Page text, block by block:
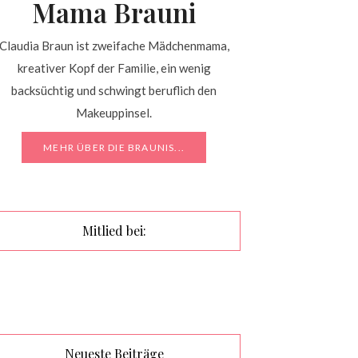
Mama Brauni
Claudia Braun ist zweifache Mädchenmama,
kreativer Kopf der Familie, ein wenig
backsüchtig und schwingt beruflich den
Makeuppinsel.
MEHR ÜBER DIE BRAUNIS...
Mitlied bei:
Neueste Beiträge